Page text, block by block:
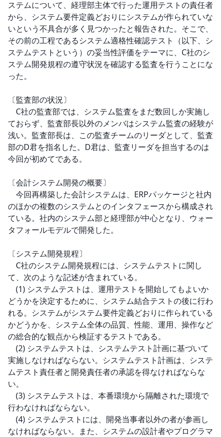
ステムについて、経理部主体で行った運用テストの責任者
から、システム要件定義どおりにシステムが作られていな
いという不具合が多く見つかったと報告された。そこで、
その前の工程であるシステム適格性確認テスト（以下、シ
ステムテストという）の妥当性評価をテーマに、C社のシ
ステム開発規程の遵守状況を確認する監査を行うことにな
った。
〔監査部の状況〕
C社の監査部では、システム監査をまだ数回しか実施し
ておらず、監査部長以外のメンバはシステム監査の経験が
浅い。監査部長は、この監査チームのリーダとして、監査
部のD君を指名した。D君は、監査リーダを担当するのは
今回が初めてである。
〔会計システム開発の概要〕
今回再構築した会計システムは、ERPパッケージと社内
のほかの複数のシステムとのインタフェースから構成され
ている。社内のシステム部と経理部が中心となり、ウォー
タフォールモデルで開発した。
〔システム開発規程〕
C社のシステム開発規程には、システムテストに関し
て、次のような記述が含まれている。
(1) システムテストは、運用テストを開始してもよいか
どうかを決定するために、システム結合テストの後に行わ
れる。システムがシステム要件定義どおりに作られている
かどうかを、システム全体の品質、性能、運用、操作など
の総合的な観点から検証するテストである。
(2) システムテストは、システムテスト計画に基づいて
実施しなければならない。システムテスト計画は、システ
ムテスト責任者と開発責任者の承認を得なければならな
い。
(3) システムテストは、本番環境から隔離された環境で
行わなければならない。
(4) システムテストには、開発当事者以外の者が参画し
なければならない。また、システムの設計者やプログラマ